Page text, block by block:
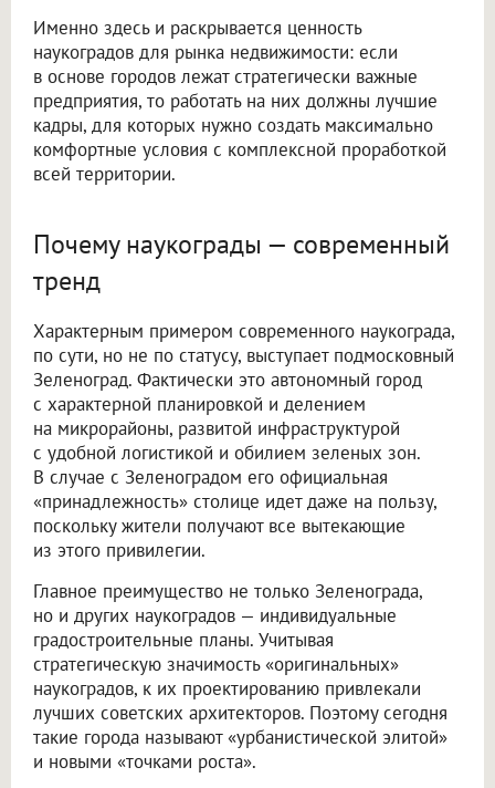
Именно здесь и раскрывается ценность
наукоградов для рынка недвижимости: если
в основе городов лежат стратегически важные
предприятия, то работать на них должны лучшие
кадры, для которых нужно создать максимально
комфортные условия с комплексной проработкой
всей территории.
Почему наукограды — современный
тренд
Характерным примером современного наукограда,
по сути, но не по статусу, выступает подмосковный
Зеленоград. Фактически это автономный город
с характерной планировкой и делением
на микрорайоны, развитой инфраструктурой
с удобной логистикой и обилием зеленых зон.
В случае с Зеленоградом его официальная
«принадлежность» столице идет даже на пользу,
поскольку жители получают все вытекающие
из этого привилегии.
Главное преимущество не только Зеленограда,
но и других наукоградов — индивидуальные
градостроительные планы. Учитывая
стратегическую значимость «оригинальных»
наукоградов, к их проектированию привлекали
лучших советских архитекторов. Поэтому сегодня
такие города называют «урбанистической элитой»
и новыми «точками роста».